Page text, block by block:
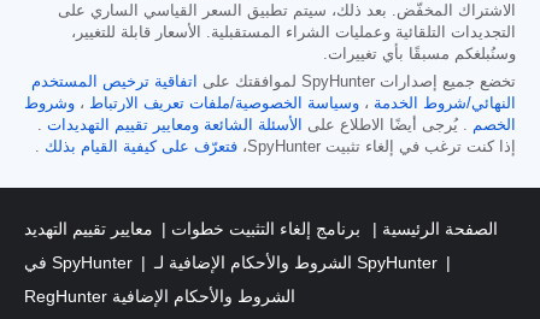
الاشتراك المخفّض. بعد ذلك، سيتم تطبيق السعر القياسي الساري على
التجديدات التلقائية وعمليات الشراء المستقبلية. الأسعار قابلة للتغيير،
وسنُبلغكم مسبقًا بأي تغييرات.
تخضع جميع إصدارات SpyHunter لموافقتك على
اتفاقية ترخيص المستخدم
النهائي/شروط الخدمة ، وسياسة الخصوصية/ملفات تعريف الارتباط ، وشروط
الخصم . يُرجى أيضًا الاطلاع على الأسئلة الشائعة ومعايير تقييم التهديدات .
إذا كنت ترغب في إلغاء تثبيت SpyHunter،
فتعرّف على كيفية القيام بذلك .
الصفحة الرئيسية برنامج إلغاء التثبيت خطوات
معايير تقييم التهديد
في SpyHunter
الشروط والأحكام الإضافية لـ SpyHunter
RegHunter الشروط والأحكام الإضافية